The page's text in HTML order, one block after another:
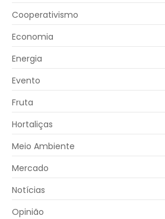
Cooperativismo
Economia
Energia
Evento
Fruta
Hortaliças
Meio Ambiente
Mercado
Notícias
Opinião